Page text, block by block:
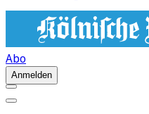
Abo
Anmelden